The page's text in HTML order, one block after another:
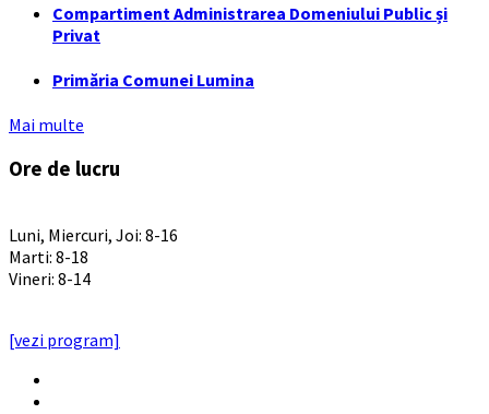
Compartiment Administrarea Domeniului Public și
Privat
Primăria Comunei Lumina
Mai multe
Ore de lucru
Luni, Miercuri, Joi: 8-16
Marti: 8-18
Vineri: 8-14
[vezi program]